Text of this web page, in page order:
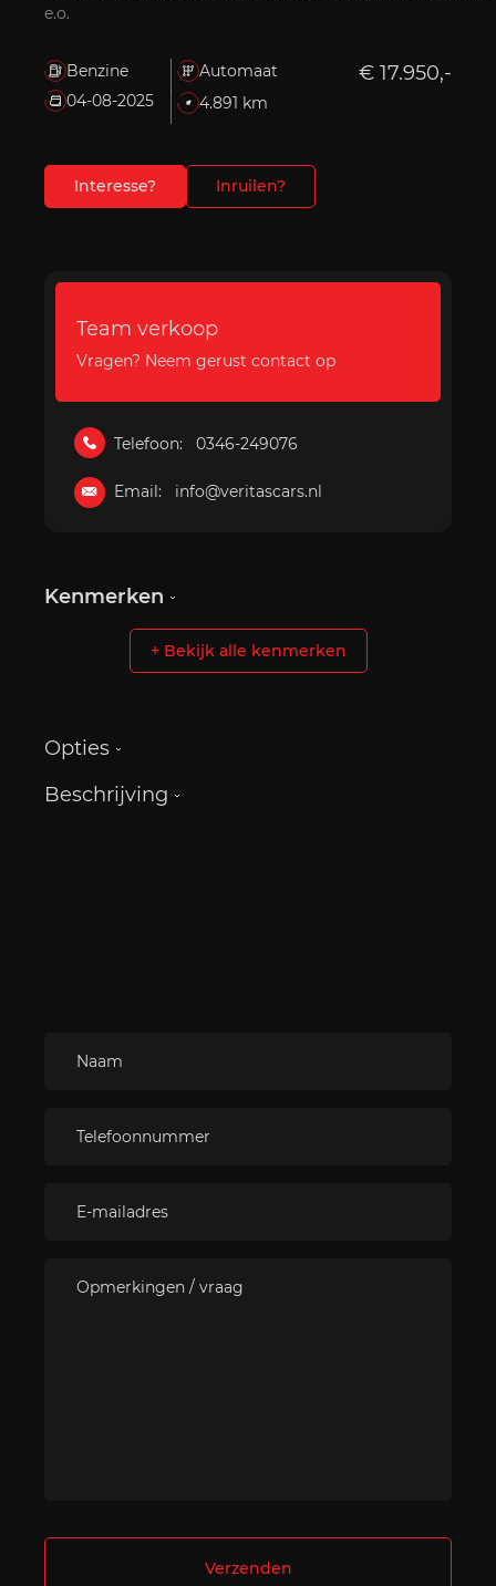
e.o.
Benzine
Automaat
04-08-2025
4.891 km
€ 17.950,-
Interesse? Inruilen?
Team verkoop
Vragen? Neem gerust contact op
Telefoon: 0346-249076
Email: info@veritascars.nl
Kenmerken
+ Bekijk alle kenmerken
Opties
Beschrijving
Verzenden